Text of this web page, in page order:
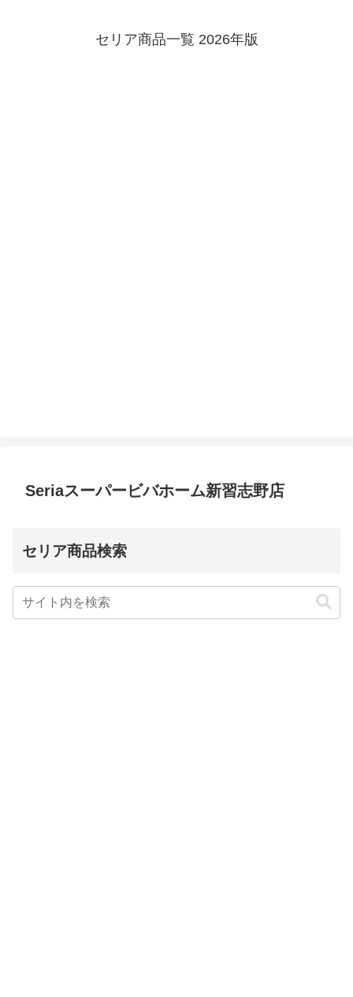
セリア商品一覧 2026年版
Seriaスーパービバホーム新習志野店
セリア商品検索